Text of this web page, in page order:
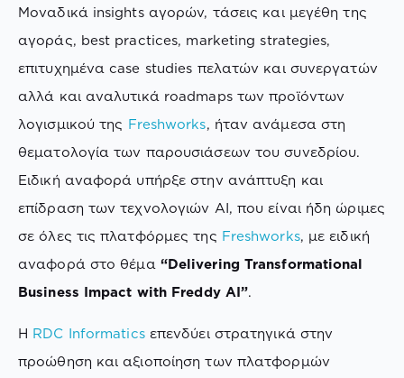
Μοναδικά insights αγορών, τάσεις και μεγέθη της
αγοράς, best practices, marketing strategies,
επιτυχημένα case studies πελατών και συνεργατών
αλλά και αναλυτικά roadmaps των προϊόντων
λογισμικού της Freshworks, ήταν ανάμεσα στη
θεματολογία των παρουσιάσεων του συνεδρίου.
Ειδική αναφορά υπήρξε στην ανάπτυξη και
επίδραση των τεχνολογιών ΑΙ, που είναι ήδη ώριμες
σε όλες τις πλατφόρμες της Freshworks, με ειδική
αναφορά στο θέμα “Delivering Transformational
Business Impact with Freddy AI”.
H RDC Informaticsεπενδύει στρατηγικά στην
προώθηση και αξιοποίηση των πλατφορμών